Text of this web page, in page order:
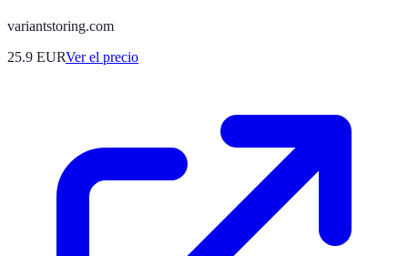
variantstoring.com
25.9 EURVer el precio